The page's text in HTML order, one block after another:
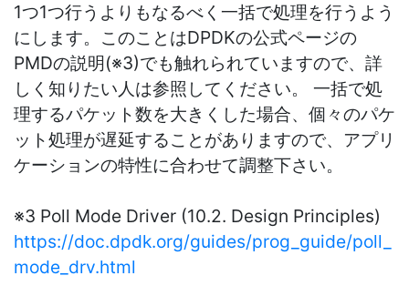
1つ1つ行うよりもなるべく一括で処理を行うよう
にします。このことはDPDKの公式ページの
PMDの説明(※3)でも触れられていますので、詳
しく知りたい人は参照してください。 一括で処
理するパケット数を大きくした場合、個々のパケ
ット処理が遅延することがありますので、アプリ
ケーションの特性に合わせて調整下さい。
※3 Poll Mode Driver (10.2. Design Principles)
https://doc.dpdk.org/guides/prog_guide/poll_
mode_drv.html